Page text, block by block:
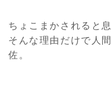
ちょこまかされると
そんな理由だけで人
佐。